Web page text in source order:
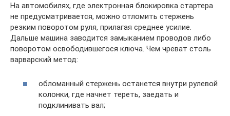
На автомобилях, где электронная блокировка стартера
не предусматривается, можно отломить стержень
резким поворотом руля, прилагая среднее усилие.
Дальше машина заводится замыканием проводов либо
поворотом освободившегося ключа. Чем чреват столь
варварский метод:
обломанный стержень останется внутри рулевой
колонки, где начнет тереть, заедать и
подклинивать вал;